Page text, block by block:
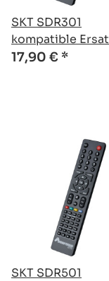
SKT SDR301
kompatible
Fernbedienung
17,90 € *
SKT SDR501